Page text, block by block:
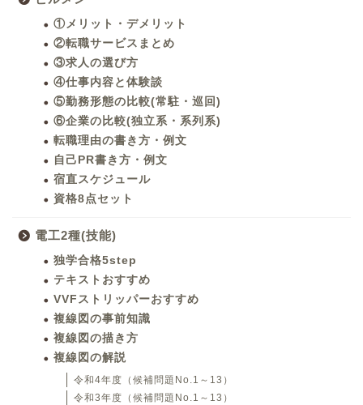
①メリット・デメリット
②転職サービスまとめ
③求人の選び方
④仕事内容と体験談
⑤勤務形態の比較(常駐・巡回)
⑥企業の比較(独立系・系列系)
転職理由の書き方・例文
自己PR書き方・例文
宿直スケジュール
資格8点セット
電工2種(技能)
独学合格5step
テキストおすすめ
VVFストリッパーおすすめ
複線図の事前知識
複線図の描き方
複線図の解説
令和4年度（候補問題No.1～13）
令和3年度（候補問題No.1～13）